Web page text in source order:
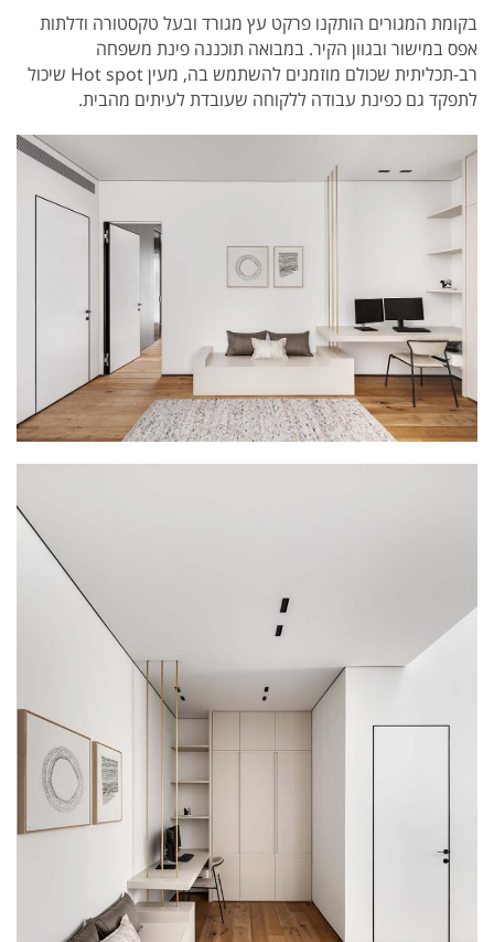
בקומת המגורים הותקנו פרקט עץ מגורד ובעל טקסטורה ודלתות
אפס במישור ובגוון הקיר. במבואה תוכננה פינת משפחה
רב-תכליתית שכולם מוזמנים להשתמש בה, מעין Hot spot שיכול
לתפקד גם כפינת עבודה ללקוחה שעובדת לעיתים מהבית.